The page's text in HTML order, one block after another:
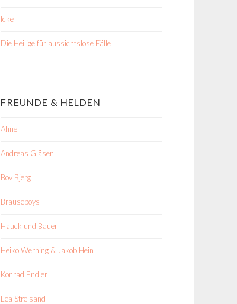
Icke
Die Heilige für aussichtslose Fälle
FREUNDE & HELDEN
Ahne
Andreas Gläser
Bov Bjerg
Brauseboys
Hauck und Bauer
Heiko Werning & Jakob Hein
Konrad Endler
Lea Streisand